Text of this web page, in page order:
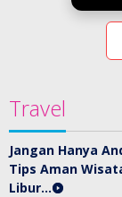
Travel
Jangan Hanya
Tips Aman
Libur…